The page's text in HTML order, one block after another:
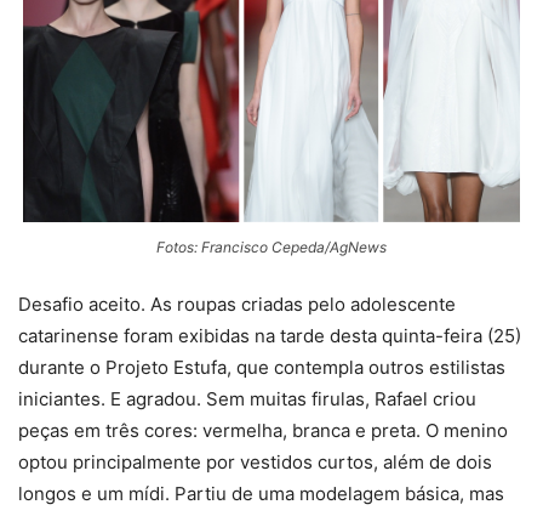
Fotos: Francisco Cepeda/AgNews
Desafio aceito. As roupas criadas pelo adolescente
catarinense foram exibidas na tarde desta quinta-feira (25)
durante o Projeto Estufa, que contempla outros estilistas
iniciantes. E agradou. Sem muitas firulas, Rafael criou
peças em três cores: vermelha, branca e preta. O menino
optou principalmente por vestidos curtos, além de dois
longos e um mídi. Partiu de uma modelagem básica, mas